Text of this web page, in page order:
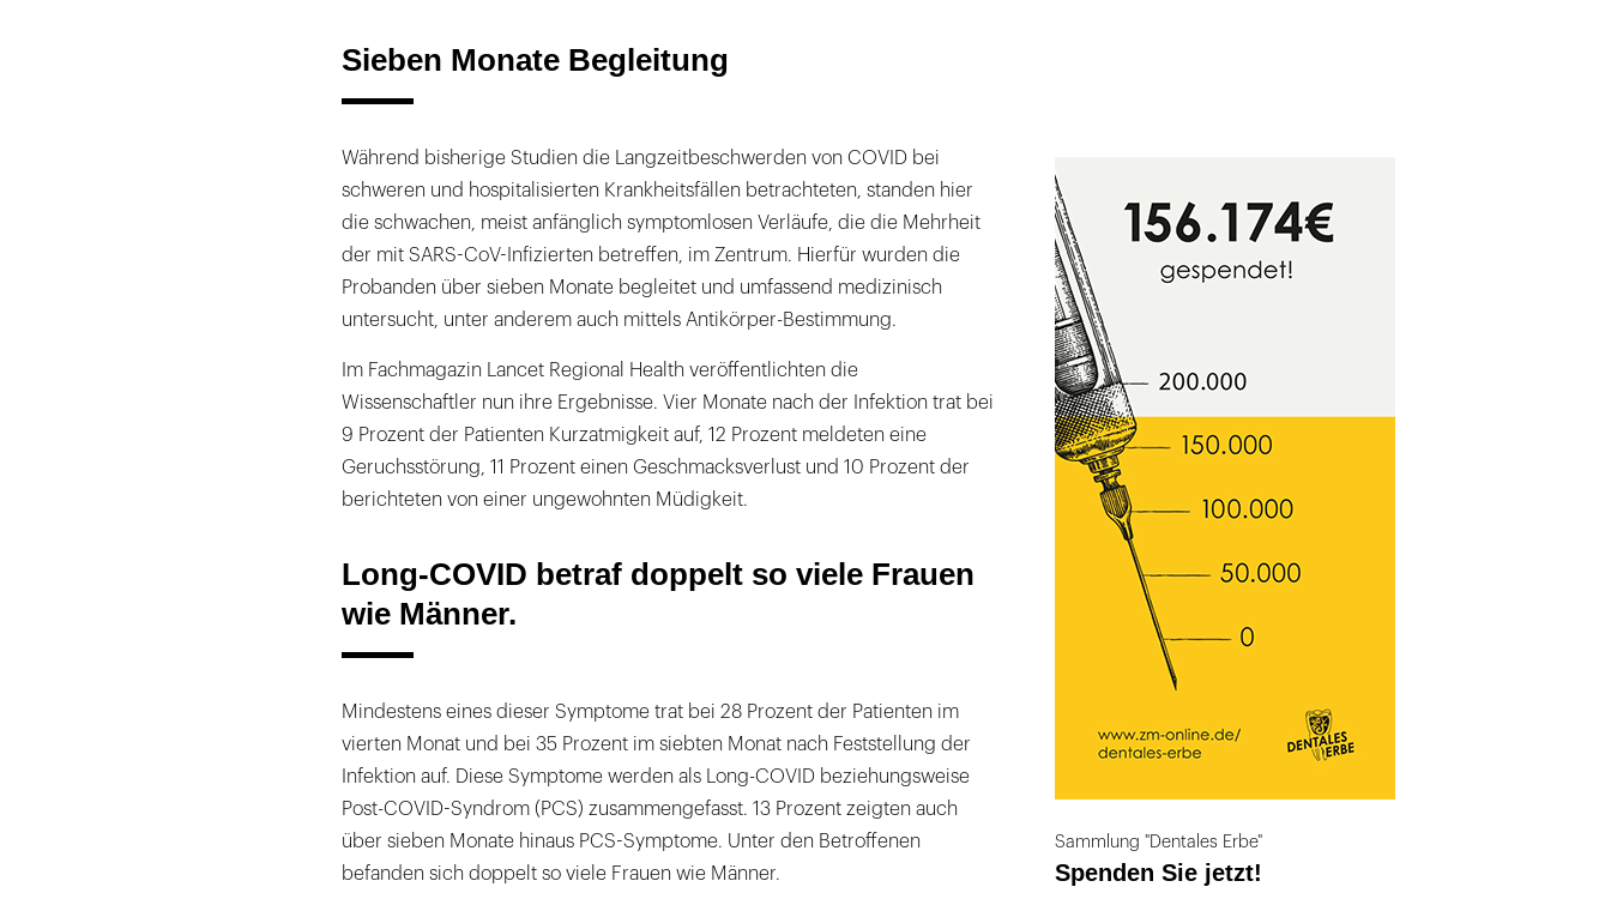
Sieben Monate Begleitung
Während bisherige Studien die Langzeitbeschwerden von COVID bei
schweren und hospitalisierten Krankheitsfällen betrachteten, standen hier
die schwachen, meist anfänglich symptomlosen Verläufe, die die Mehrheit
der mit SARS-CoV-Infizierten betreffen, im Zentrum. Hierfür wurden die
Probanden über sieben Monate begleitet und umfassend medizinisch
untersucht, unter anderem auch mittels Antikörper-Bestimmung.
Im Fachmagazin Lancet Regional Health veröffentlichten die
Wissenschaftler nun ihre Ergebnisse. Vier Monate nach der Infektion trat bei
9 Prozent der Patienten Kurzatmigkeit auf, 12 Prozent meldeten eine
Geruchsstörung, 11 Prozent einen Geschmacksverlust und 10 Prozent der
berichteten von einer ungewohnten Müdigkeit.
Long-COVID betraf doppelt so viele Frauen
wie Männer.
Mindestens eines dieser Symptome trat bei 28 Prozent der Patienten im
vierten Monat und bei 35 Prozent im siebten Monat nach Feststellung der
Infektion auf. Diese Symptome werden als Long-COVID beziehungsweise
Post-COVID-Syndrom (PCS) zusammengefasst. 13 Prozent zeigten auch
über sieben Monate hinaus PCS-Symptome. Unter den Betroffenen
befanden sich doppelt so viele Frauen wie Männer.
Sammlung "Dentales Erbe"
Spenden Sie jetzt!